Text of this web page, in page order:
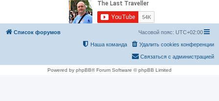
Список форумов Часовой пояс: UTC+02:00
Удалить cookies конференции
Наша команда
Связаться с администрацией
Powered by phpBB® Forum Software © phpBB Limited